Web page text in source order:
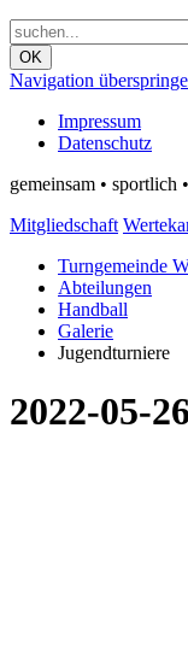
OK
Navigation
Impressum
Datenschutz
gemeinsam • sportlich
Mitgliedschaft
Turngemeinde
Abteilungen
Handball
Galerie
Jugendturniere
2022-05-